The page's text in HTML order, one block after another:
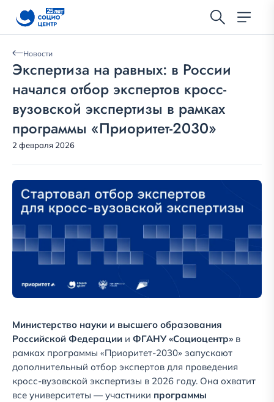
Новости
Экспертиза на равных: в России
начался отбор экспертов кросс-
вузовской экспертизы в рамках
программы «Приоритет-2030»
2 февраля 2026
Министерство науки и высшего образования
Российской Федерации и ФГАНУ «Социоцентр» в
рамках программы «Приоритет-2030» запускают
дополнительный отбор экспертов для проведения
кросс-вузовской экспертизы в 2026 году. Она охватит
все университеты — участники программы